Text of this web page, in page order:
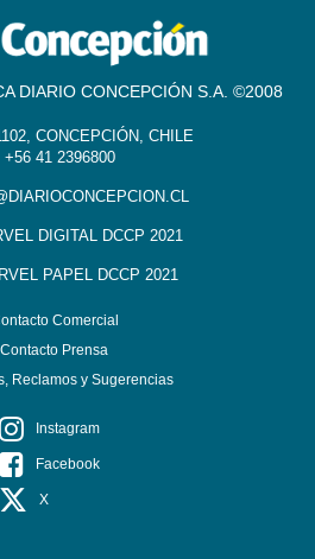
DIARIO CONCEPCIÓN S.A. ©2008
CONCEPCIÓN, CHILE
+56 41 2396800
DIGITAL DCCP 2021
PAPEL DCCP 2021
Comercial
Contacto Prensa
Reclamos y Sugerencias
Instagram
Facebook
X